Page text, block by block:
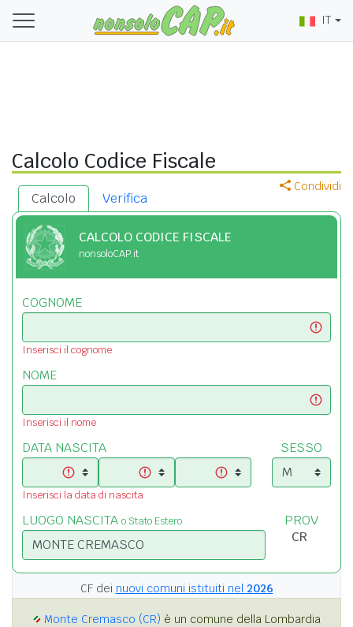
IT
Calcolo Codice Fiscale
Condividi
Calcolo Verifica
CALCOLO CODICE FISCALE
nonsoloCAP.it
COGNOME
Inserisci il cognome
NOME
Inserisci il nome
DATA NASCITA
Inserisci la data di nascita
SESSO
LUOGO NASCITA o Stato Estero PROV
CF dei nuovi comuni istituiti nel 2026
Monte Cremasco (CR) è un comune della Lombardia